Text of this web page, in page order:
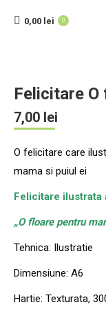
0,00 lei 0
Felicitare O
7,00 lei
O felicitare care
mama si puiul ei
Felicitare ilustrata
„O floare pentru
Tehnica: Ilustratie
Dimensiune: A6
Hartie: Texturata,